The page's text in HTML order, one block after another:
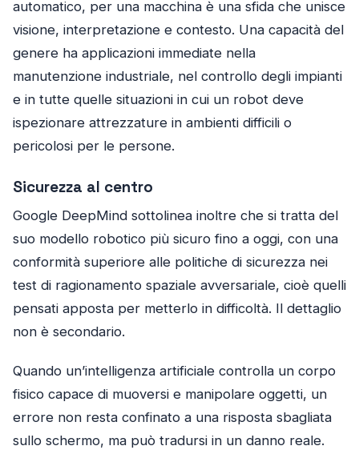
automatico, per una macchina è una sfida che unisce
visione, interpretazione e contesto. Una capacità del
genere ha applicazioni immediate nella
manutenzione industriale, nel controllo degli impianti
e in tutte quelle situazioni in cui un robot deve
ispezionare attrezzature in ambienti difficili o
pericolosi per le persone.
Sicurezza al centro
Google DeepMind sottolinea inoltre che si tratta del
suo modello robotico più sicuro fino a oggi, con una
conformità superiore alle politiche di sicurezza nei
test di ragionamento spaziale avversariale, cioè quelli
pensati apposta per metterlo in difficoltà. Il dettaglio
non è secondario.
Quando un’intelligenza artificiale controlla un corpo
fisico capace di muoversi e manipolare oggetti, un
errore non resta confinato a una risposta sbagliata
sullo schermo, ma può tradursi in un danno reale.